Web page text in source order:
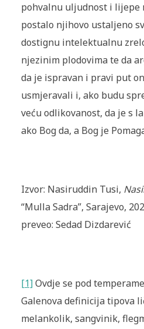
pohvalnu uljudnost i lijepe
postalo njihovo ustaljeno
dostignu intelektualnu
njezinim plodovima te da
da je ispravan i pravi put
usmjeravali i, ako budu
veću odlikovanost, da je s
ako Bog da, a Bog je
Izvor: Nasiruddin Tusi,
“Mulla Sadra”, Sarajevo,
preveo: Sedad Dizdarević
[1]Ovdje se pod
Galenova definicija tipova
melankolik, sangvinik,